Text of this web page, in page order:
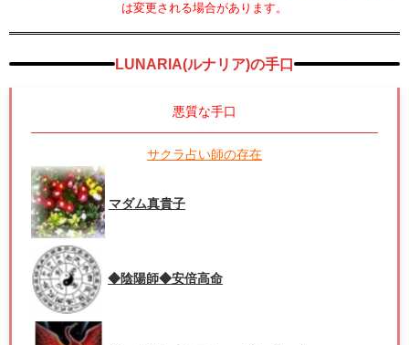
は変更される場合があります。
LUNARIA(ルナリア)の手口
悪質な手口
サクラ占い師の存在
マダム真貴子
◆陰陽師◆安倍高命